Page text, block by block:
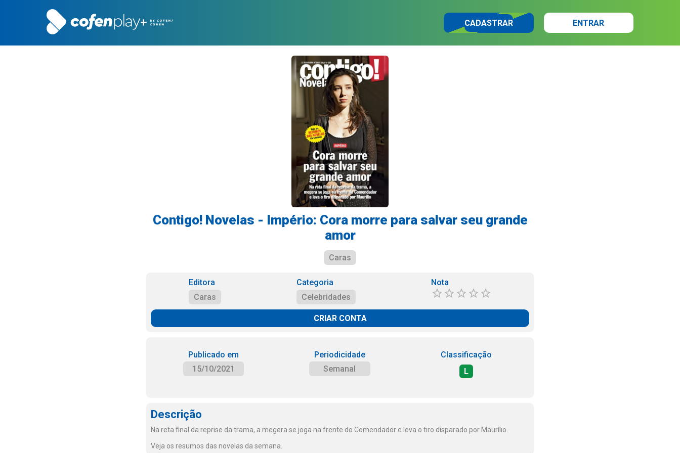
CADASTRAR ENTRAR
Contigo! Novelas - Império: Cora morre para salvar seu grande
amor
Caras
Editora
Caras
Categoria
Celebridades
Nota
CRIAR CONTA
Publicado em
15/10/2021
Periodicidade
Semanal
Classificação
L
Descrição
Na reta final da reprise da trama, a megera se joga na frente do Comendador e leva o tiro disparado por Maurílio.
Veja os resumos das novelas da semana.